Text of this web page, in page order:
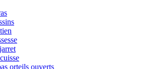
orteils ouverts